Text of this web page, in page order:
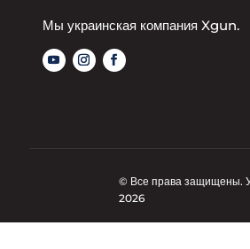
Мы украинская компания Xgun.
© Все права защищены.
2026